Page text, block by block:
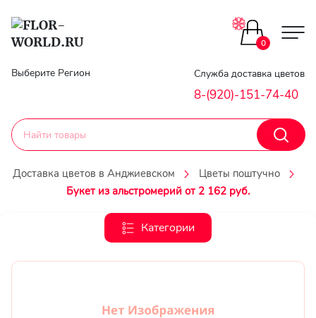
Главная
Гарантии
Доставка
Выберите Регион Служба доставка цветов
8-(920)-151-74-40
0
Доставка цветов в Анджиевском
Цветы поштучно
Букет из альстромерий от 2 162 руб.
Категории
Цветы поштучно
Букеты до 2500
Каталог букетов
Корзины с цветами
Авторские букеты